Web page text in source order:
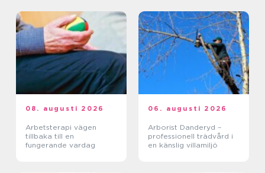
08. augusti 2026
Arbetsterapi vägen
tillbaka till en
fungerande vardag
06. augusti 2026
Arborist Danderyd –
professionell trädvård i
en känslig villamiljö